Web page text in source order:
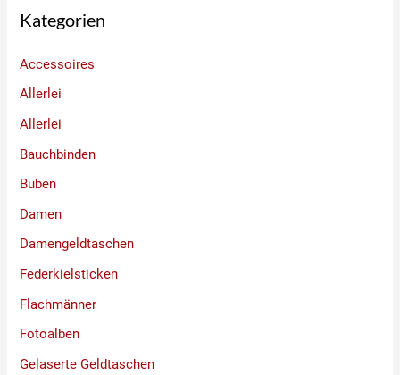
Kategorien
Accessoires
Allerlei
Allerlei
Bauchbinden
Buben
Damen
Damengeldtaschen
Federkielsticken
Flachmänner
Fotoalben
Gelaserte Geldtaschen